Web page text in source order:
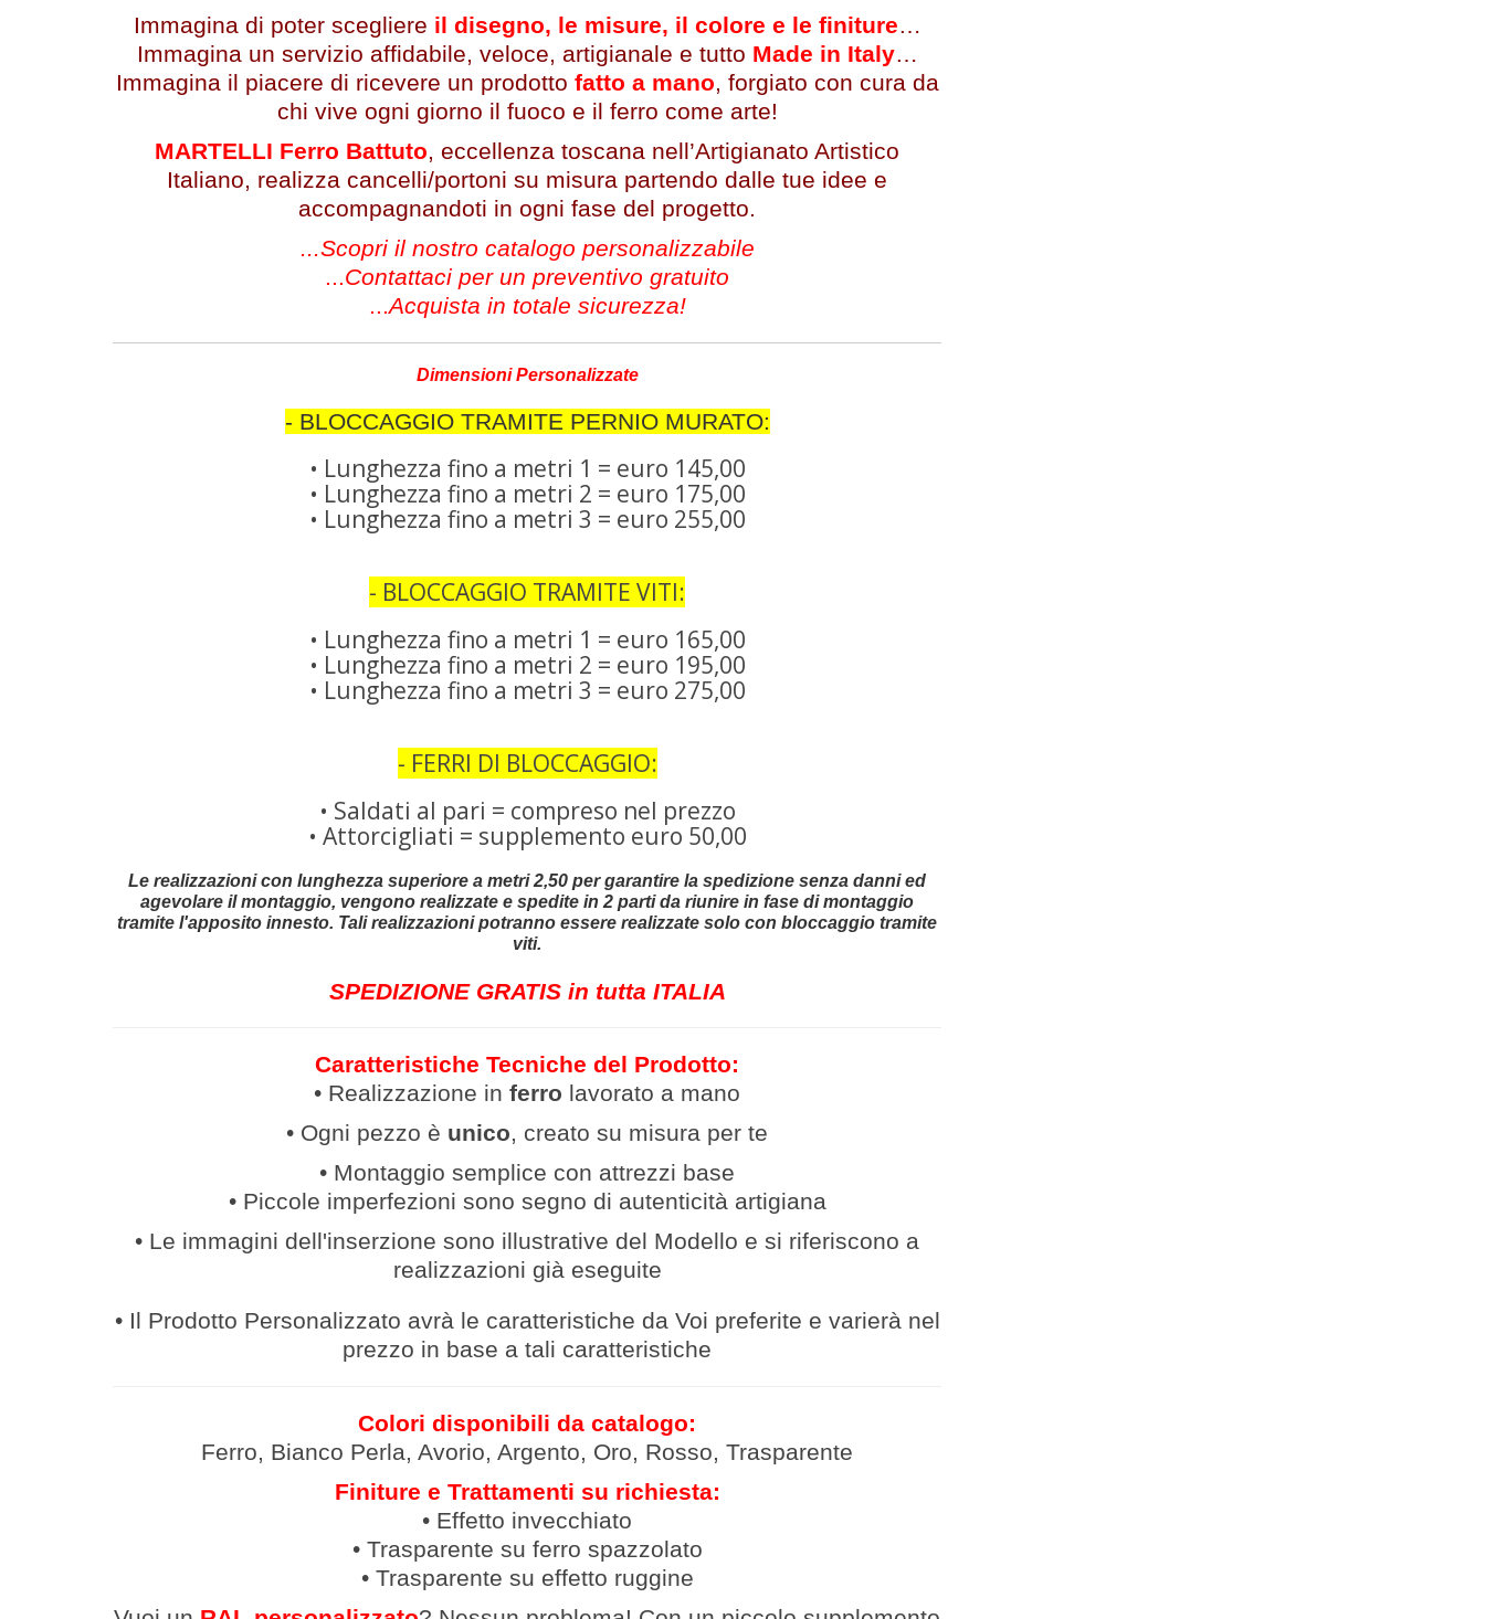
Immagina di poter scegliere il disegno, le misure, il colore e le finiture…
Immagina un servizio affidabile, veloce, artigianale e tutto Made in Italy…
Immagina il piacere di ricevere un prodotto fatto a mano, forgiato con cura da
chi vive ogni giorno il fuoco e il ferro come arte!
MARTELLI Ferro Battuto, eccellenza toscana nell’Artigianato Artistico
Italiano, realizza cancelli/portoni su misura partendo dalle tue idee e
accompagnandoti in ogni fase del progetto.
...Scopri il nostro catalogo personalizzabile
...Contattaci per un preventivo gratuito
...Acquista in totale sicurezza!
Dimensioni Personalizzate
- BLOCCAGGIO TRAMITE PERNIO MURATO:
• Lunghezza fino a metri 1 = euro 145,00
• Lunghezza fino a metri 2 = euro 175,00
• Lunghezza fino a metri 3 = euro 255,00
- BLOCCAGGIO TRAMITE VITI:
• Lunghezza fino a metri 1 = euro 165,00
• Lunghezza fino a metri 2 = euro 195,00
• Lunghezza fino a metri 3 = euro 275,00
- FERRI DI BLOCCAGGIO:
• Saldati al pari = compreso nel prezzo
• Attorcigliati = supplemento euro 50,00
Le realizzazioni con lunghezza superiore a metri 2,50 per garantire la spedizione senza danni ed
agevolare il montaggio, vengono realizzate e spedite in 2 parti da riunire in fase di montaggio
tramite l'apposito innesto. Tali realizzazioni potranno essere realizzate solo con bloccaggio tramite
viti.
SPEDIZIONE GRATIS in tutta ITALIA
Caratteristiche Tecniche del Prodotto:
• Realizzazione in ferro lavorato a mano
• Ogni pezzo è unico, creato su misura per te
• Montaggio semplice con attrezzi base
• Piccole imperfezioni sono segno di autenticità artigiana
• Le immagini dell'inserzione sono illustrative del Modello e si riferiscono a
realizzazioni già eseguite
• Il Prodotto Personalizzato avrà le caratteristiche da Voi preferite e varierà nel
prezzo in base a tali caratteristiche
Colori disponibili da catalogo:
Ferro, Bianco Perla, Avorio, Argento, Oro, Rosso, Trasparente
Finiture e Trattamenti su richiesta:
• Effetto invecchiato
• Trasparente su ferro spazzolato
• Trasparente su effetto ruggine